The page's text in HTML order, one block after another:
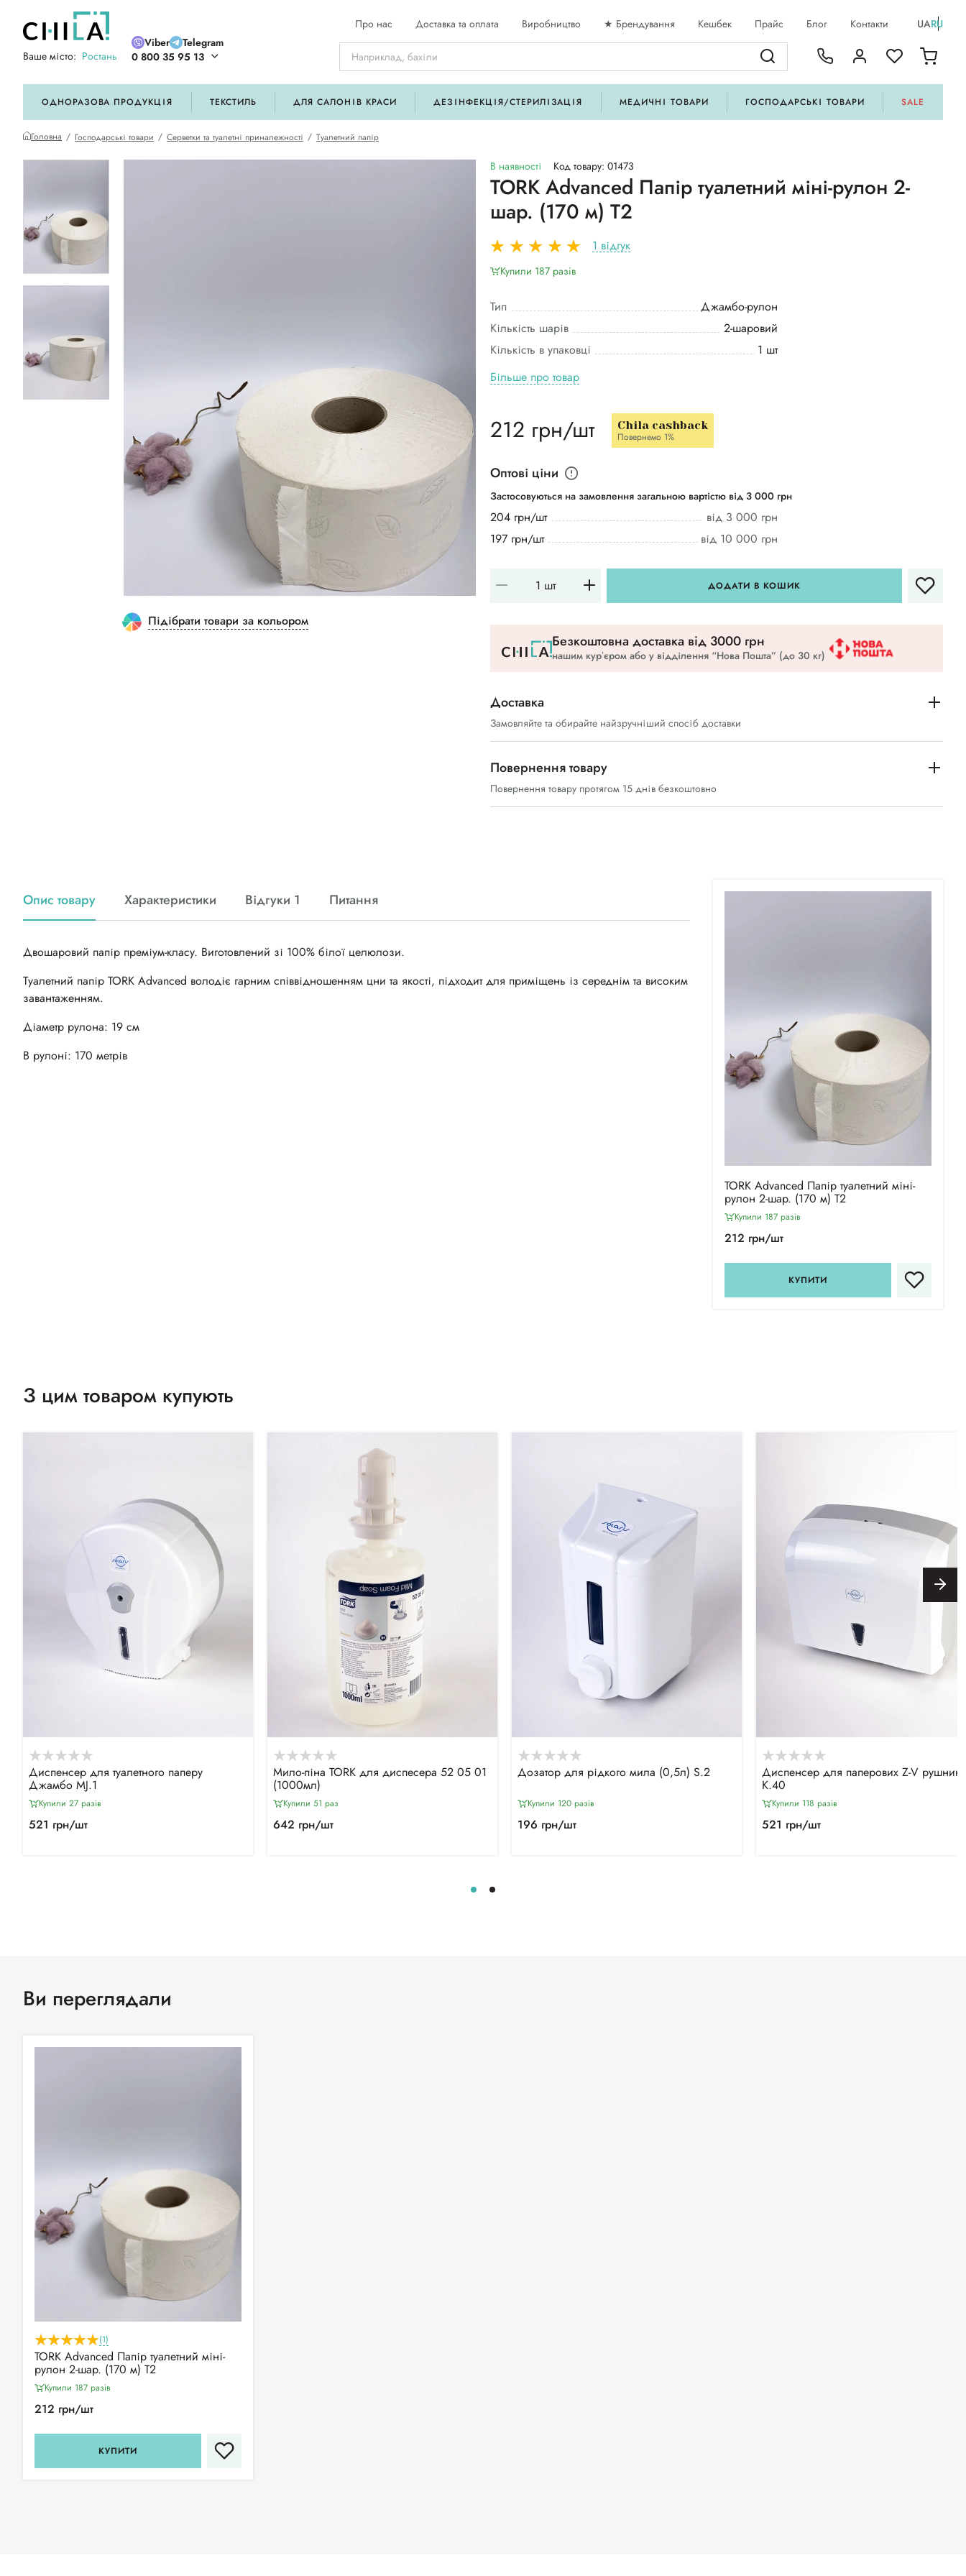
Ваше місто: Ростань
Viber
Telegram
0 800 35 95 13
Про нас Доставка та оплата Виробництво ★ Брендування Кешбек Прайс Блог Контакти UARU
ОДНОРАЗОВА ПРОДУКЦІЯ ТЕКСТИЛЬ ДЛЯ САЛОНІВ КРАСИ ДЕЗІНФЕКЦІЯ/СТЕРИЛІЗАЦІЯ МЕДИЧНІ ТОВАРИ ГОСПОДАРСЬКІ ТОВАРИ SALE
Головна Господарські товари Серветки та туалетні приналежності Туалетний папір
Підібрати товари за кольором
В наявності Код товару: 01473
TORK Advanced Папір туалетний міні-рулон 2-
шар. (170 м) Т2
1 відгук
Купили 187 разiв
Тип
Джамбо-рулон
Кількість шарів
2-шаровий
Кількість в упаковці
1 шт
Більше про товар
212 грн/шт Chila cashback
Повернемо 1%
Оптові ціни
Застосовуються на замовлення загальною вартістю від 3 000 грн
204 грн/шт
від 3 000 грн
197 грн/шт
від 10 000 грн
ДОДАТИ В КОШИК
Безкоштовна доставка вiд 3000 грн
нашим курʼєром або у відділення “Нова Пошта” (до 30 кг)
Доставка
Замовляйте та обирайте найзручніший спосіб доставки
Повернення товару
Повернення товару протягом 15 днів безкоштовно
Опис товару Характеристики Відгуки 1 Питання
Двошаровий папір преміум-класу. Виготовлений зі 100% білої целюлози.
Туалетний папір TORK Advanced володіє гарним співвідношенням цни та якості, підходит для приміщень із середнім та високим
завантаженням.
Діаметр рулона: 19 см
В рулоні: 170 метрів
TORK Advanced Папір туалетний міні-
рулон 2-шар. (170 м) Т2
Купили 187 разiв
212 грн/шт
КУПИТИ
З цим товаром купують
Диспенсер для туалетного паперу
Джамбо MJ.1
Купили 27 разiв
521 грн/шт
Мило-піна TORK для диспесера 52 05 01
(1000мл)
Купили 51 раз
642 грн/шт
Дозатор для рідкого мила (0,5л) S.2
Купили 120 разiв
196 грн/шт
Диспенсер для паперових Z-V
К.40
Купили 118 разiв
521 грн/шт
Ви переглядали
(1)
TORK Advanced Папір туалетний міні-
рулон 2-шар. (170 м) Т2
Купили 187 разiв
212 грн/шт
КУПИТИ